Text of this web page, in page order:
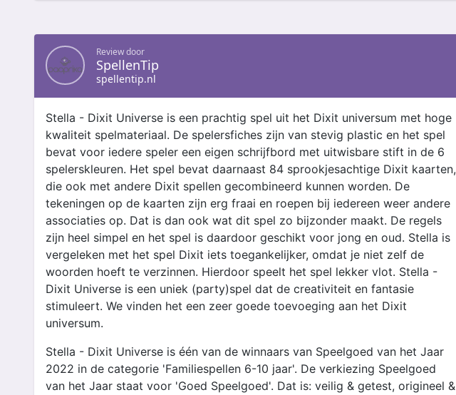
Review door
SpellenTip
spellentip.nl
Stella - Dixit Universe is een prachtig spel uit het Dixit universum met hoge
kwaliteit spelmateriaal. De spelersfiches zijn van stevig plastic en het spel
bevat voor iedere speler een eigen schrijfbord met uitwisbare stift in de 6
spelerskleuren. Het spel bevat daarnaast 84 sprookjesachtige Dixit kaarten,
die ook met andere Dixit spellen gecombineerd kunnen worden. De
tekeningen op de kaarten zijn erg fraai en roepen bij iedereen weer andere
associaties op. Dat is dan ook wat dit spel zo bijzonder maakt. De regels
zijn heel simpel en het spel is daardoor geschikt voor jong en oud. Stella is
vergeleken met het spel Dixit iets toegankelijker, omdat je niet zelf de
woorden hoeft te verzinnen. Hierdoor speelt het spel lekker vlot. Stella -
Dixit Universe is een uniek (party)spel dat de creativiteit en fantasie
stimuleert. We vinden het een zeer goede toevoeging aan het Dixit
universum.
Stella - Dixit Universe is één van de winnaars van Speelgoed van het Jaar
2022 in de categorie 'Familiespellen 6-10 jaar'. De verkiezing Speelgoed
van het Jaar staat voor 'Goed Speelgoed'. Dat is: veilig & getest, origineel &